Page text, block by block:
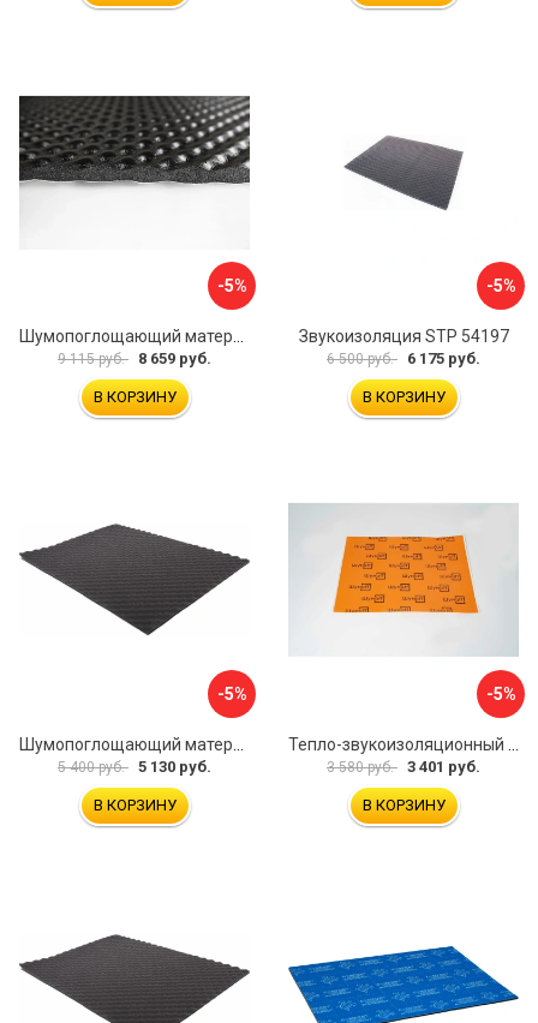
-5%
9 115 руб. 8 659 руб.
В КОРЗИНУ
-5%
Звукоизоляция STP 54197
6 500 руб. 6 175 руб.
В КОРЗИНУ
-5%
Шумопоглощающий материал Dreamcar Wave 15 WD-15M-S075100P1046
5 400 руб. 5 130 руб.
В КОРЗИНУ
-5%
Тепло-звукоизоляционный материал Шумофф П4В БП000000433
3 580 руб. 3 401 руб.
В КОРЗИНУ